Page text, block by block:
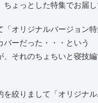
ちょっとした特集でお届し
「オリジナルバージョン特
バーだった・・・という
、それのちょちいと寝技
を絞りまして「オリジナ